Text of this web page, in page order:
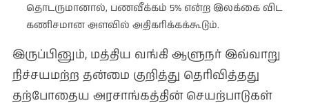
தொடருமானால், பணவீக்கம் 5% என்ற இலக்கை விட
கணிசமான அளவில் அதிகரிக்கக்கூடும்.
இருப்பினும், மத்திய வங்கி ஆளுநர் இவ்வாறு
நிச்சயமற்ற தன்மை குறித்து தெரிவித்தது
தற்போதைய அரசாங்கத்தின் செயற்பாடுகள்